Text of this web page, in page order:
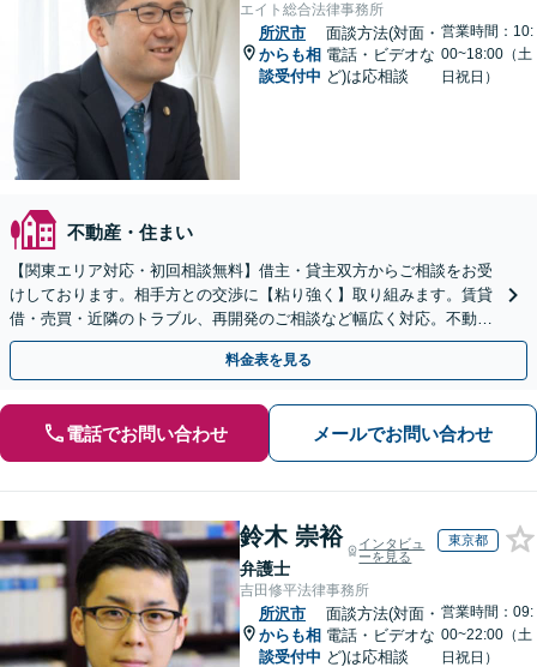
エイト総合法律事務所
所沢市
からも相
談受付中
面談方法(対面・
電話・ビデオな
ど)は応相談
営業時間：10:
00~18:00（土
日祝日）
不動産・住まい
【関東エリア対応・初回相談無料】借主・貸主双方からご相談をお受
けしております。相手方との交渉に【粘り強く】取り組みます。賃貸
借・売買・近隣のトラブル、再開発のご相談など幅広く対応。不動産
問題は複雑化しやすいためお早めに弁護士にご相談ください
料金表を見る
電話でお問い合わせ メールでお問い合わせ
鈴木 崇裕
弁護士
インタビュ
ーを見る
東京都
吉田修平法律事務所
所沢市
からも相
談受付中
面談方法(対面・
電話・ビデオな
ど)は応相談
営業時間：09:
00~22:00（土
日祝日）